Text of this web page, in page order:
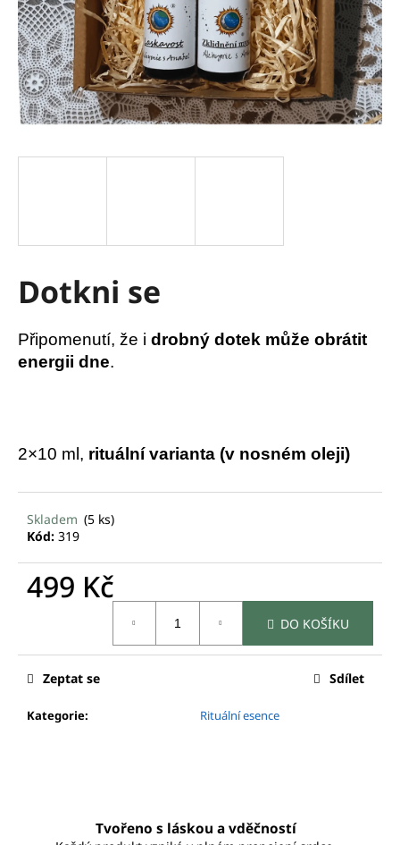
Dotkni se
Připomenutí, že i drobný dotek může obrátit
energii dne.
2×10 ml, rituální varianta (v nosném oleji)
Skladem (5 ks)
Kód: 319
499 Kč
DO KOŠÍKU
Kategorie: Rituální esence
Zeptat se Sdílet
Tvořeno s láskou a vděčností
a
j
í
t
?
D
o
o
r
j
e
DUŠE
750